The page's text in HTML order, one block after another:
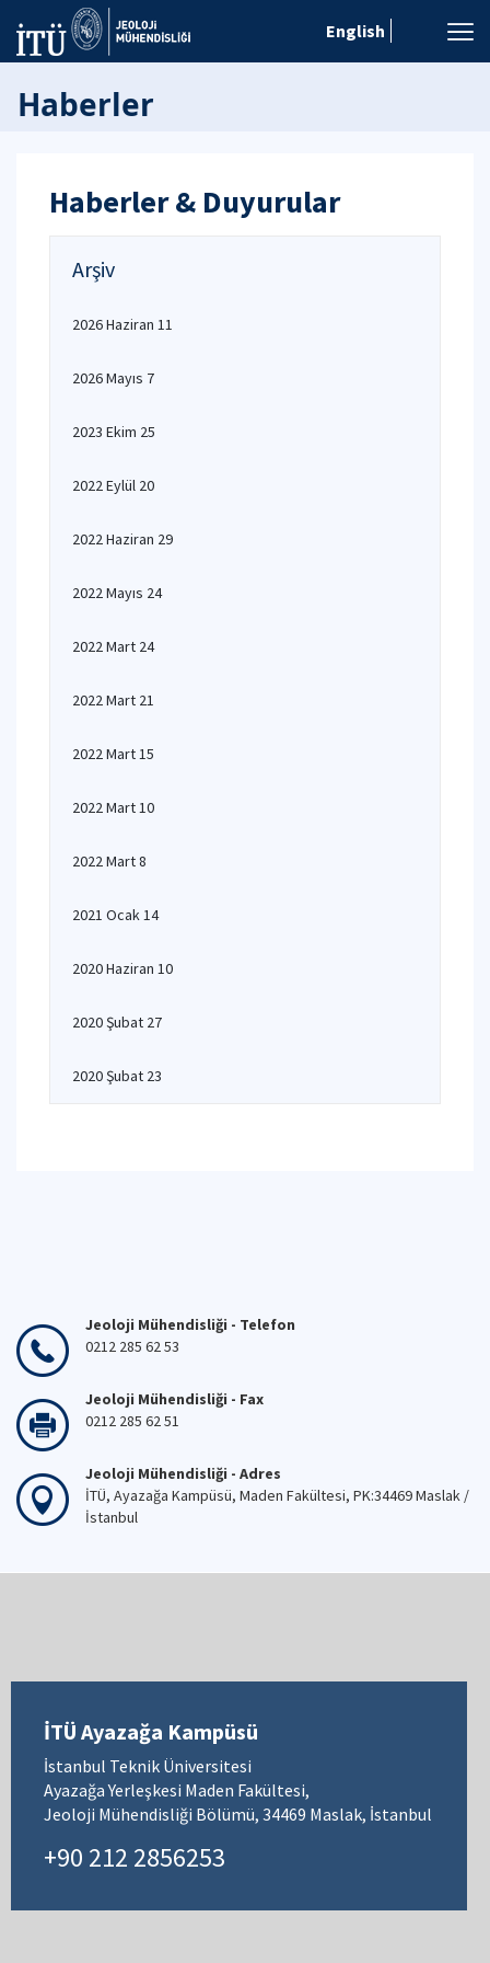
English
Haberler
Haberler & Duyurular
Arşiv
2026 Haziran 11
2026 Mayıs 7
2023 Ekim 25
2022 Eylül 20
2022 Haziran 29
2022 Mayıs 24
2022 Mart 24
2022 Mart 21
2022 Mart 15
2022 Mart 10
2022 Mart 8
2021 Ocak 14
2020 Haziran 10
2020 Şubat 27
2020 Şubat 23
Jeoloji Mühendisliği - Telefon
0212 285 62 53
Jeoloji Mühendisliği - Fax
0212 285 62 51
Jeoloji Mühendisliği - Adres
İTÜ, Ayazağa Kampüsü, Maden Fakültesi, PK:34469 Maslak /
İstanbul
İTÜ Ayazağa Kampüsü
İstanbul Teknik Üniversitesi
Ayazağa Yerleşkesi Maden Fakültesi,
Jeoloji Mühendisliği Bölümü, 34469 Maslak, İstanbul
+90 212 2856253